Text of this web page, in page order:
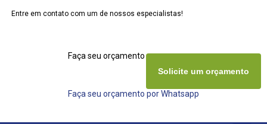
Entre em contato com um de nossos especialistas!
Faça seu orçamento agora mesmo
Faça seu orçamento por Whatsapp
Solicite um orçamento